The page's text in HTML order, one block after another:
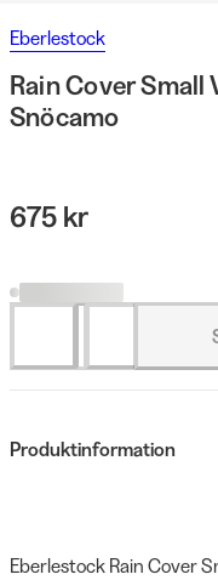
Eberlestock
Rain Cover Small
Snöcamo
675 kr
Produktinformation
Eberlestock Rain Cover